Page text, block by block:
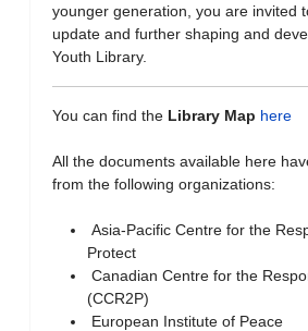
younger generation, you are invited
update and further shaping and
Youth Library.
You can find the Library Map here
All the documents available here
from the following organizations:
Asia-Pacific Centre for the
Protect
Canadian Centre for the
(CCR2P)
European Institute of Peace